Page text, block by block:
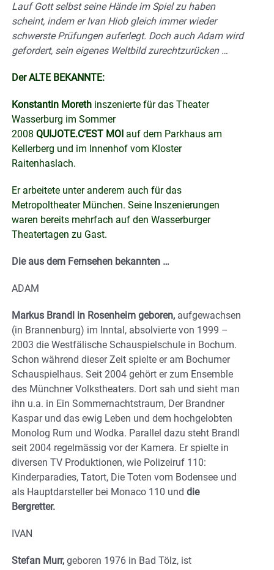
Lauf Gott selbst seine Hände im Spiel zu haben
scheint, indem er Ivan Hiob gleich immer wieder
schwerste Prüfungen auferlegt. Doch auch Adam wird
gefordert, sein eigenes Weltbild zurechtzurücken …
Der ALTE BEKANNTE:
Konstantin Moreth inszenierte für das Theater
Wasserburg im Sommer
2008 QUIJOTE.C’EST MOI auf dem Parkhaus am
Kellerberg und im Innenhof vom Kloster
Raitenhaslach.
Er arbeitete unter anderem auch für das
Metropoltheater München. Seine Inszenierungen
waren bereits mehrfach auf den Wasserburger
Theatertagen zu Gast.
Die aus dem Fernsehen bekannten …
ADAM
Markus Brandl in Rosenheim geboren, aufgewachsen
(in Brannenburg) im Inntal, absolvierte von 1999 –
2003 die Westfälische Schauspielschule in Bochum.
Schon während dieser Zeit spielte er am Bochumer
Schauspielhaus. Seit 2004 gehört er zum Ensemble
des Münchner Volkstheaters. Dort sah und sieht man
ihn u.a. in Ein Sommernachtstraum, Der Brandner
Kaspar und das ewig Leben und dem hochgelobten
Monolog Rum und Wodka. Parallel dazu steht Brandl
seit 2004 regelmässig vor der Kamera. Er spielte in
diversen TV Produktionen, wie Polizeiruf 110:
Kinderparadies, Tatort, Die Toten vom Bodensee und
als Hauptdarsteller bei Monaco 110 und die
Bergretter.
IVAN
Stefan Murr, geboren 1976 in Bad Tölz, ist